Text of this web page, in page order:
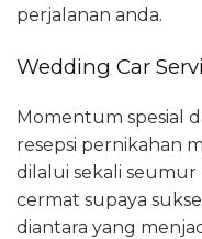
perjalanan anda.
Wedding Car
Momentum spesial
resepsi pernikahan
dilalui sekali
cermat supaya
diantara yang